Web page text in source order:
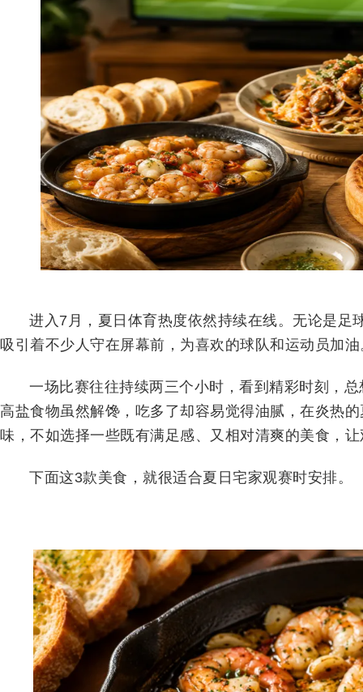
进入7月，夏日体育热度依然持续在线。无论是足
吸引着不少人守在屏幕前，为喜欢的球队和运动员加油
一场比赛往往持续两三个小时，看到精彩时刻，
高盐食物虽然解馋，吃多了却容易觉得油腻，在炎热
味，不如选择一些既有满足感、又相对清爽的美食，
下面这3款美食，就很适合夏日宅家观赛时安排。